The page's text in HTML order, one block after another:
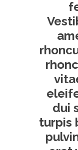
dui
turpis